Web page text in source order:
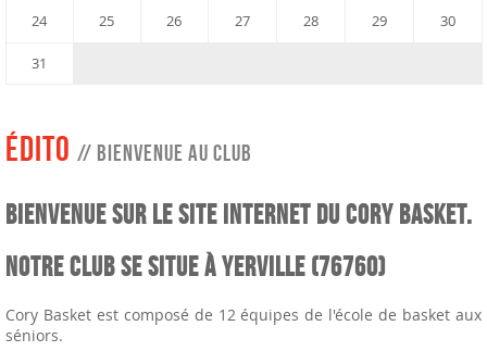
24 25 26 27 28 29 30
31
Édito // Bienvenue au club
Bienvenue sur le site Internet du Cory Basket.
Notre club se situe à Yerville (76760)
Cory Basket est composé de 12 équipes de l'école de basket aux
séniors.